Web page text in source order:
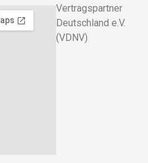
Vertragspartner
Deutschland e.V.
(VDNV)